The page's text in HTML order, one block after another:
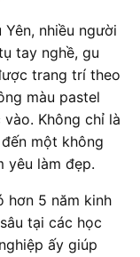
nhiều người
tay nghề, gu
trang trí theo
màu pastel
Không chỉ là
một không
yêu làm đẹp.
hơn 5 năm kinh
tại các học
ấy giúp